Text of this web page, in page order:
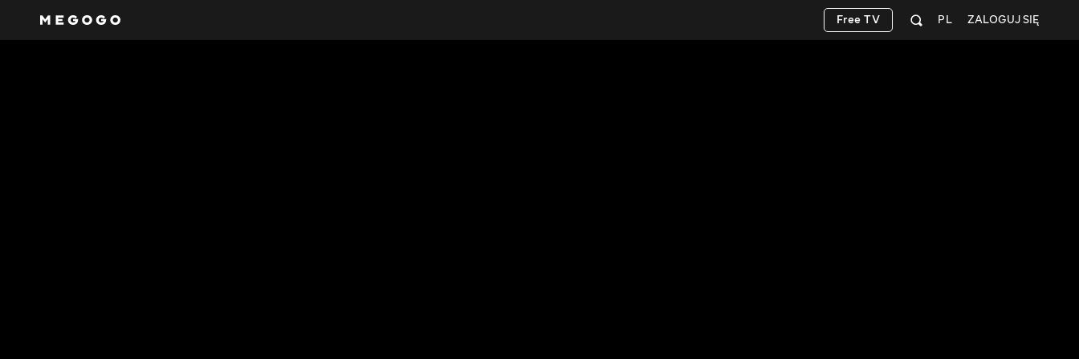
ZALOGUJ SIĘ
PL
Free TV